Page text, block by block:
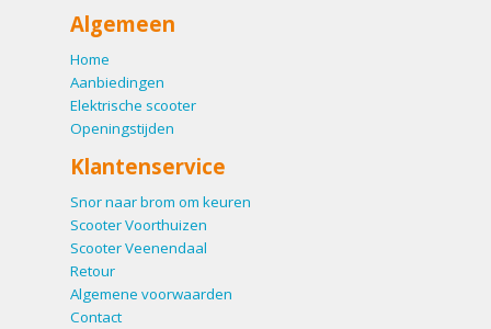
Algemeen
Home
Aanbiedingen
Elektrische scooter
Openingstijden
Klantenservice
Snor naar brom om keuren
Scooter Voorthuizen
Scooter Veenendaal
Retour
Algemene voorwaarden
Contact